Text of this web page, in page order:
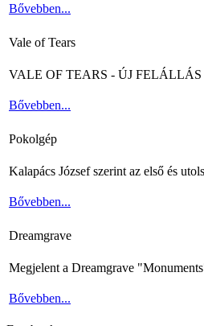
Bővebben...
Vale of Tears
VALE OF TEARS - ÚJ FELÁLLÁS
Bővebben...
Pokolgép
Kalapács József szerint az első és
Bővebben...
Dreamgrave
Megjelent a Dreamgrave
Bővebben...